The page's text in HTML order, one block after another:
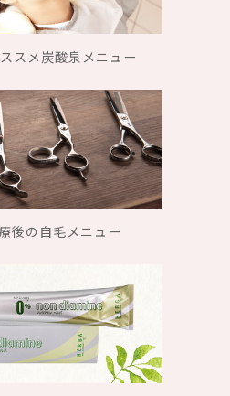
スメ炭酸泉メニュー
後の自毛メニュー